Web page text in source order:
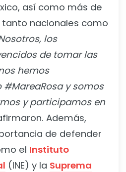
así como más de
tanto nacionales como
los
de tomar las
hemos
y somos
y participamos en
Además,
de defender
el Instituto
(INE) y la Suprema